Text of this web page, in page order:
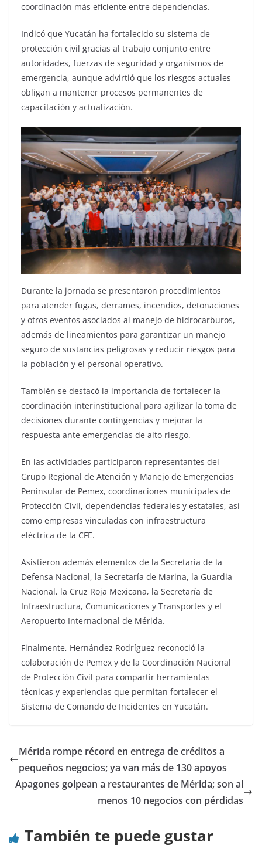
coordinación más eficiente entre dependencias.
Indicó que Yucatán ha fortalecido su sistema de
protección civil gracias al trabajo conjunto entre
autoridades, fuerzas de seguridad y organismos de
emergencia, aunque advirtió que los riesgos actuales
obligan a mantener procesos permanentes de
capacitación y actualización.
Durante la jornada se presentaron procedimientos
para atender fugas, derrames, incendios, detonaciones
y otros eventos asociados al manejo de hidrocarburos,
además de lineamientos para garantizar un manejo
seguro de sustancias peligrosas y reducir riesgos para
la población y el personal operativo.
También se destacó la importancia de fortalecer la
coordinación interinstitucional para agilizar la toma de
decisiones durante contingencias y mejorar la
respuesta ante emergencias de alto riesgo.
En las actividades participaron representantes del
Grupo Regional de Atención y Manejo de Emergencias
Peninsular de Pemex, coordinaciones municipales de
Protección Civil, dependencias federales y estatales, así
como empresas vinculadas con infraestructura
eléctrica de la CFE.
Asistieron además elementos de la Secretaría de la
Defensa Nacional, la Secretaría de Marina, la Guardia
Nacional, la Cruz Roja Mexicana, la Secretaría de
Infraestructura, Comunicaciones y Transportes y el
Aeropuerto Internacional de Mérida.
Finalmente, Hernández Rodríguez reconoció la
colaboración de Pemex y de la Coordinación Nacional
de Protección Civil para compartir herramientas
técnicas y experiencias que permitan fortalecer el
Sistema de Comando de Incidentes en Yucatán.
Mérida rompe récord en entrega de créditos a
pequeños negocios; ya van más de 130 apoyos
Apagones golpean a restaurantes de Mérida; son al
menos 10 negocios con pérdidas
También te puede gustar